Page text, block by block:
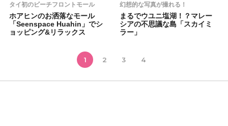
タイ初のビーチフロントモール
ホアヒンのお洒落なモール
「Seenspace Huahin」でシ
ョッピング&リラックス
幻想的な写真が撮れる！
まるでウユニ塩湖！？マレー
シアの不思議な島「スカイミ
ラー」
1 2 3 4